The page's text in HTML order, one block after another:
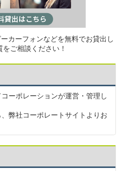
カーフォンなどを無料でお貸出し
ご相談ください！
ーポレーションが運営・管理し
弊社コーポレートサイトよりお